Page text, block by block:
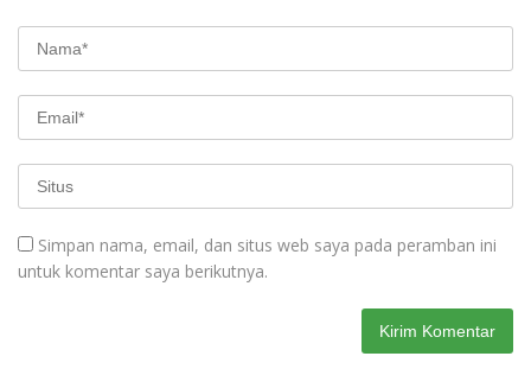
Simpan nama, email, dan situs web saya pada peramban ini
untuk komentar saya berikutnya.